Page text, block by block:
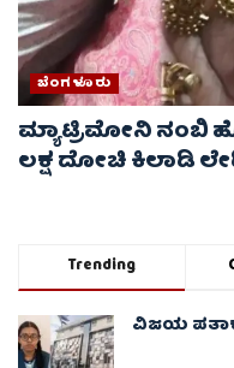
ಬೆಂಗಳೂರು
ಮ್ಯಾಟ್ರಿಮೋನಿ ನಂಬಿ
ಲಕ್ಷ ದೋಚಿ ಕಿಲಾಡಿ
Trending
ವಿಜಯ